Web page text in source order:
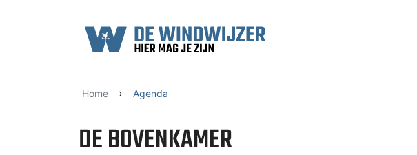
Home › Agenda
DE BOVENKAMER